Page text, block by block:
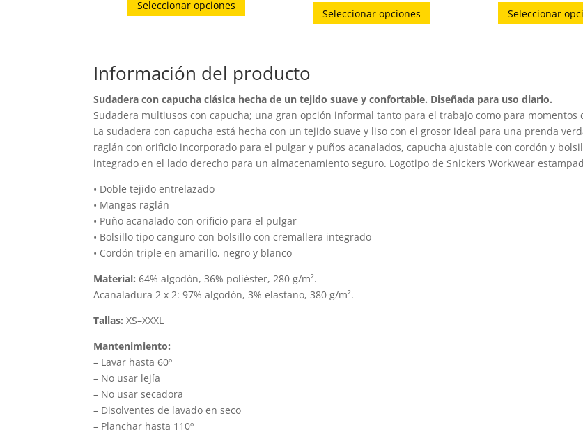
Seleccionar opciones
variantes.
Las
opciones
se
pueden
elegir
de
Seleccionar opciones
opciones
se
pueden
elegir
Seleccionar
Información del producto
Sudadera con capucha clásica hecha de un tejido suave y confortable. Diseñada para uso diario.
Sudadera multiusos con capucha; una gran opción informal tanto para el trabajo como para momentos
La sudadera con capucha está hecha con un tejido suave y liso con el grosor ideal para una prenda
raglán con orificio incorporado para el pulgar y puños acanalados, capucha ajustable con cordón y
integrado en el lado derecho para un almacenamiento seguro. Logotipo de Snickers Workwear
• Doble tejido entrelazado
• Mangas raglán
• Puño acanalado con orificio para el pulgar
• Bolsillo tipo canguro con bolsillo con cremallera integrado
• Cordón triple en amarillo, negro y blanco
Material: 64% algodón, 36% poliéster, 280 g/m².
Acanaladura 2 x 2: 97% algodón, 3% elastano, 380 g/m².
Tallas: XS–XXXL
Mantenimiento:
– Lavar hasta 60º
– No usar lejía
– No usar secadora
– Disolventes de lavado en seco
– Planchar hasta 110º